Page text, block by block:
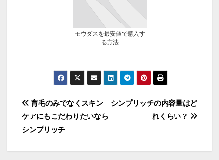
モウダスを最安値で購入す
る方法
投
稿
ナ
シンプリッチの内容量はど
れくらい？
育毛のみでなくスキン
ケアにもこだわりたいなら
シンプリッチ